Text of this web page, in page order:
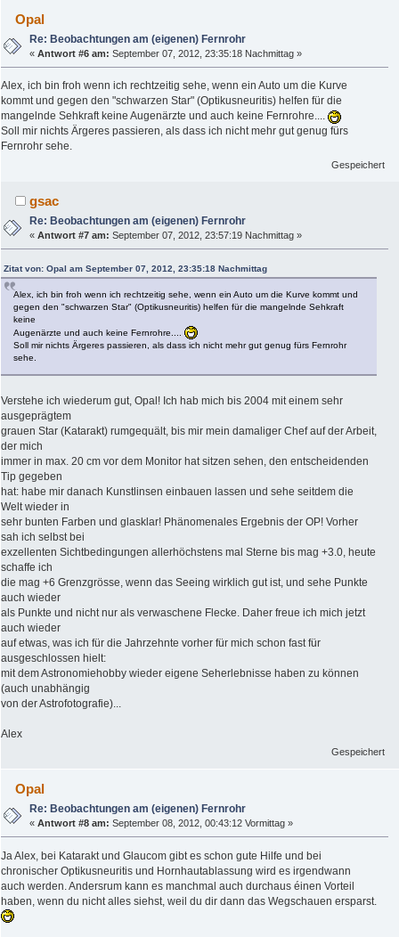
Opal
Re: Beobachtungen am (eigenen) Fernrohr
«Antwort #6 am: September 07, 2012, 23:35:18 Nachmittag »
Alex, ich bin froh wenn ich rechtzeitig sehe, wenn ein Auto um die Kurve
kommt und gegen den "schwarzen Star" (Optikusneuritis) helfen für die
mangelnde Sehkraft keine Augenärzte und auch keine Fernrohre....
Soll mir nichts Ärgeres passieren, als dass ich nicht mehr gut genug fürs
Fernrohr sehe.
Gespeichert
gsac
Re: Beobachtungen am (eigenen) Fernrohr
«Antwort #7 am: September 07, 2012, 23:57:19 Nachmittag »
Zitat von: Opal am September 07, 2012, 23:35:18 Nachmittag
Alex, ich bin froh wenn ich rechtzeitig sehe, wenn ein Auto um die Kurve kommt und
gegen den "schwarzen Star" (Optikusneuritis) helfen für die mangelnde Sehkraft
keine
Augenärzte und auch keine Fernrohre....
Soll mir nichts Ärgeres passieren, als dass ich nicht mehr gut genug fürs Fernrohr
sehe.
Verstehe ich wiederum gut, Opal! Ich hab mich bis 2004 mit einem sehr
ausgeprägtem
grauen Star (Katarakt) rumgequält, bis mir mein damaliger Chef auf der Arbeit,
der mich
immer in max. 20 cm vor dem Monitor hat sitzen sehen, den entscheidenden
Tip gegeben
hat: habe mir danach Kunstlinsen einbauen lassen und sehe seitdem die
Welt wieder in
sehr bunten Farben und glasklar! Phänomenales Ergebnis der OP! Vorher
sah ich selbst bei
exzellenten Sichtbedingungen allerhöchstens mal Sterne bis mag +3.0, heute
schaffe ich
die mag +6 Grenzgrösse, wenn das Seeing wirklich gut ist, und sehe Punkte
auch wieder
als Punkte und nicht nur als verwaschene Flecke. Daher freue ich mich jetzt
auch wieder
auf etwas, was ich für die Jahrzehnte vorher für mich schon fast für
ausgeschlossen hielt:
mit dem Astronomiehobby wieder eigene Seherlebnisse haben zu können
(auch unabhängig
von der Astrofotografie)...
Alex
Gespeichert
Opal
Re: Beobachtungen am (eigenen) Fernrohr
«Antwort #8 am: September 08, 2012, 00:43:12 Vormittag »
Ja Alex, bei Katarakt und Glaucom gibt es schon gute Hilfe und bei
chronischer Optikusneuritis und Hornhautablassung wird es irgendwann
auch werden. Andersrum kann es manchmal auch durchaus éinen Vorteil
haben, wenn du nicht alles siehst, weil du dir dann das Wegschauen ersparst.